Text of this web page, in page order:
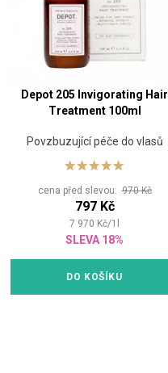
Depot 205 Invigorating Hair
Treatment 100ml
Povzbuzující péče do vlasů
cena před slevou:970 Kč
797 Kč
7 970 Kč/1
SLEVA 18%
DO KOŠÍKU